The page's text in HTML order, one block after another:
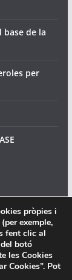
base de la
per
pròpies i
exemple,
fent clic al
botó
les Cookies
Cookies”. Pot